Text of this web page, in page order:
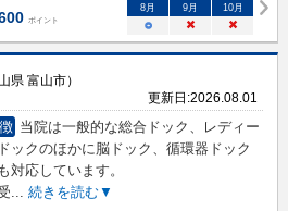
ポイント
8 月 9 月 10月
○ × ×
県 富山市）
更新日:2026.08.01
当院は一般的な総合ドック、レディー
ックのほかに脳ドック、循環器ドック
対応しています。
... 続きを読む▼